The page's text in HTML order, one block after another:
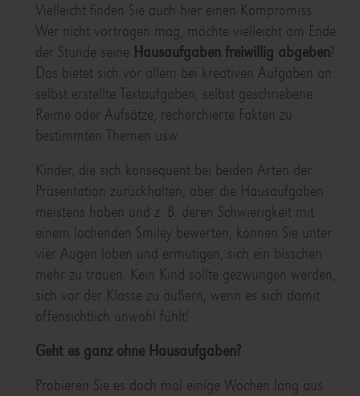
Vielleicht finden Sie auch hier einen Kompromiss:
Wer nicht vortragen mag, möchte vielleicht am Ende
der Stunde seine Hausaufgaben freiwillig abgeben?
Das bietet sich vor allem bei kreativen Aufgaben an:
selbst erstellte Textaufgaben, selbst geschriebene
Reime oder Aufsätze, recherchierte Fakten zu
bestimmten Themen usw.
Kinder, die sich konsequent bei beiden Arten der
Präsentation zurückhalten, aber die Hausaufgaben
meistens haben und z. B. deren Schwierigkeit mit
einem lachenden Smiley bewerten, können Sie unter
vier Augen loben und ermutigen, sich ein bisschen
mehr zu trauen. Kein Kind sollte gezwungen werden,
sich vor der Klasse zu äußern, wenn es sich damit
offensichtlich unwohl fühlt!
Geht es ganz ohne Hausaufgaben?
Probieren Sie es doch mal einige Wochen lang aus.